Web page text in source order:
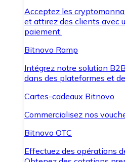
Acceptez les
et attirez des clients avec
paiement.
Bitnovo Ramp
Intégrez notre solution
dans des plateformes et
Cartes-cadeaux Bitnovo
Commercialisez nos
Bitnovo OTC
Effectuez des opérations